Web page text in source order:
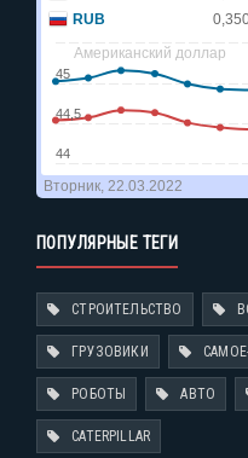
ПОПУЛЯРНЫЕ ТЕГИ
СТРОИТЕЛЬСТВО
ГРУЗОВИКИ
РОБОТЫ АВТО
CATERPILLAR